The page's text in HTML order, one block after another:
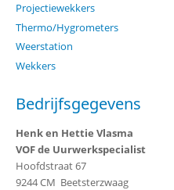
Projectiewekkers
Thermo/Hygrometers
Weerstation
Wekkers
Bedrijfsgegevens
Henk en Hettie Vlasma
VOF de Uurwerkspecialist
Hoofdstraat 67
9244 CM Beetsterzwaag